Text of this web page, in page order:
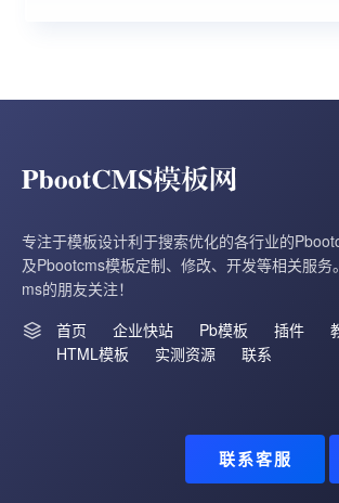
专注于模板设计利于搜索优化的各行业的
及Pbootcms模板定制、修改、开发等相关服
ms的朋友关注！
首页
企业快站 Pb模板 插件
HTML模板
实测资源 联系
联系客服